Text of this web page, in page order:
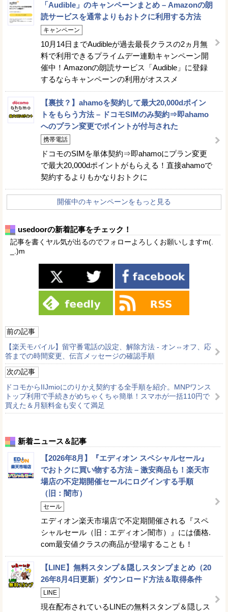
「Audible」のキャンペーンまとめ – Amazonの朗
読サービスを通常よりもおトクに利用する方法
キャンペーン
10月14日までAudibleが過去最長クラスの2ヵ月無
料で利用できるプライムデー連動キャンペーン開
催中！Amazonの朗読サービス「Audible」に登録
するならキャンペーンの利用がオススメ
【裏技？】ahamoを契約して最大20,000dポイン
トをもらう方法 – ドコモSIMのみ契約⇒即ahamo
へのプラン変更でポイントが付与された
携帯電話
ドコモのSIMを単体契約⇒即ahamoにプラン変更
で最大20,000dポイントがもらえる！直接ahamoで
契約するよりもかなりおトクに
開催中のキャンペーンをもっと見る
usedoorの新着記事をチェック！
記事を書くヤル気が出るのでフォローよろしくお願いしますm(.
_.)m
前の記事
【楽天モバイル】留守番電話の設定、解除方法 - オン⇔オフ、応
答までの時間変更、伝言メッセージの確認手順
次の記事
ドコモからIIJmioにのりかえ契約する全手順を紹介。MNPワンス
トップ利用で手続きがめちゃくちゃ簡単！スマホが一括110円で
買えた＆月額料金も安くて満足
新着ニュース＆記事
【2026年8月】『エディオン スペシャルセール』
でおトクに買い物する方法 – 激安商品も！楽天市
場店の不定期開催セールにログインする手順
（旧：闇市）
セール
エディオン楽天市場店で不定期開催される『スペ
シャルセール（旧：エディオン闇市）』には価格.
com最安値クラスの商品が登場することも！
【LINE】無料スタンプ＆隠しスタンプまとめ（20
26年8月4日更新）ダウンロード方法＆取得条件
LINE
現在配布されているLINEの無料スタンプ＆隠しス